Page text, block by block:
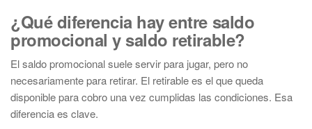
¿Qué diferencia hay entre saldo
promocional y saldo retirable?
El saldo promocional suele servir para jugar, pero no
necesariamente para retirar. El retirable es el que queda
disponible para cobro una vez cumplidas las condiciones. Esa
diferencia es clave.